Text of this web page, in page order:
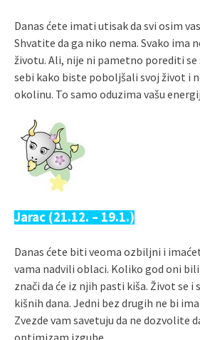
Danas ćete imati utisak da svi osim
Shvatite da ga niko nema. Svako ima
životu. Ali, nije ni pametno porediti se
sebi kako biste poboljšali svoj život i
okolinu. To samo oduzima vašu
Jarac (21.12. – 19.1.)
Danas ćete biti veoma ozbiljni i
vama nadvili oblaci. Koliko god oni
znači da će iz njih pasti kiša. Život se i
kišnih dana. Jedni bez drugih ne bi
Zvezde vam savetuju da ne dozvolite
optimizam izgube.